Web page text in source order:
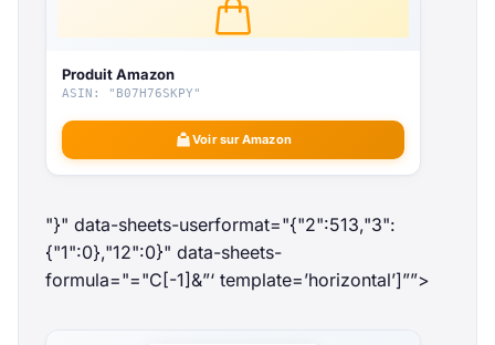
Produit Amazon
ASIN: "B07H76SKPY"
Voir sur Amazon
"}" data-sheets-userformat="{"2":513,"3":
{"1":0},"12":0}" data-sheets-
formula="="C[-1]&”‘ template=’horizontal’]””>